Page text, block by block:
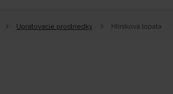
Upratovacie prostriedky Hliníková lopata